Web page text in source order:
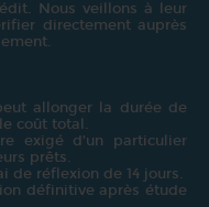
Nous veillons à leur
directement auprès
allonger la durée de
coût total.
exigé d’un particulier
prêts.
de réflexion de 14 jours.
définitive après étude